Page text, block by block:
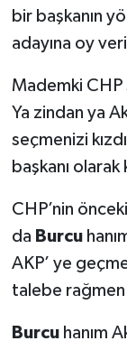
bir başkanın
adayına oy
Mademki CHP
Ya zindan ya
seçmenizi
başkanı olarak
CHP’nin
da Burcu
AKP’ ye
talebe
Burcu hanım